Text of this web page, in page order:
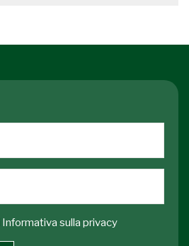
Informativa sulla privacy